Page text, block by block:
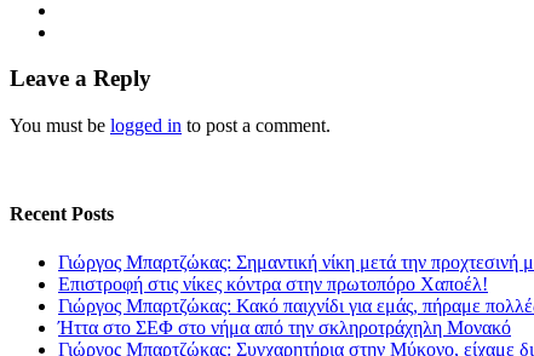
Leave a Reply
You must be logged in to post a comment.
Recent Posts
Γιώργος Μπαρτζώκας: Σημαντική νίκη μετά την προχτεσινή
Επιστροφή στις νίκες κόντρα στην πρωτοπόρο Χαποέλ!
Γιώργος Μπαρτζώκας: Κακό παιχνίδι για εμάς, πήραμε
Ήττα στο ΣΕΦ στο νήμα από την σκληροτράχηλη Μονακό
Γιώργος Μπαρτζώκας: Συγχαρητήρια στην Μύκονο, είχαμε